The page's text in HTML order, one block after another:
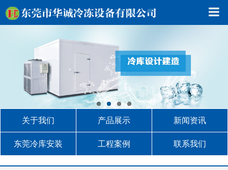
关于我们 产品展示 新闻资讯
东莞冷库安装 工程案例 联系我们